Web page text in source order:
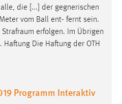
die [...] der gegnerischen
vom Ball ent- fernt sein.
Strafraum erfolgen. Im Übrigen
Haftung Die Haftung der OTH
Programm Interaktiv
Website nutzen.